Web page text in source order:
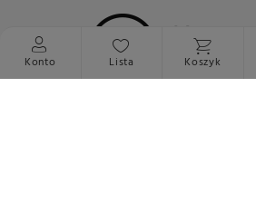
Konto Lista Koszyk